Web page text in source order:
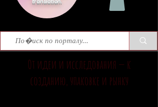
От идеи и исследования — к
созданию, упаковке и рынку